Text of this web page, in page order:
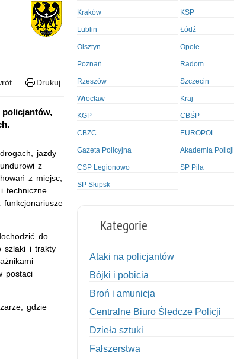
Drukuj
jazdy
z
z miejsc,
techniczne
funkcjonariusze
do
szlaki i trakty
postaci
gdzie
Kraków KSP
Lublin Łódź
Olsztyn Opole
Poznań Radom
Rzeszów Szczecin
Wrocław Kraj
KGP CBŚP
CBZC EUROPOL
Gazeta Policyjna Akademia Policji
CSP Legionowo SP Piła
SP Słupsk
Kategorie
Ataki na policjantów
Bójki i pobicia
Broń i amunicja
Centralne Biuro Śledcze Policji
Dzieła sztuki
Fałszerstwa